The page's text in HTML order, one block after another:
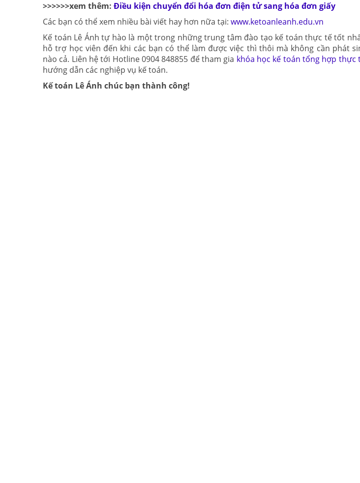
>>>>>>xem thêm: Điều kiện chuyển đổi hóa đơn điện tử sang hóa đơn giấy
Các bạn có thể xem nhiều bài viết hay hơn nữa tại: www.ketoanleanh.edu.vn
Kế toán Lê Ánh tự hào là một trong những trung tâm đào tạo kế toán thực tế tốt
hỗ trợ học viên đến khi các bạn có thể làm được việc thì thôi mà không cần phát
nào cả. Liên hệ tới Hotline 0904 848855 để tham gia khóa học kế toán tổng hợp thực
hướng dẫn các nghiệp vụ kế toán.
Kế toán Lê Ánh chúc bạn thành công!